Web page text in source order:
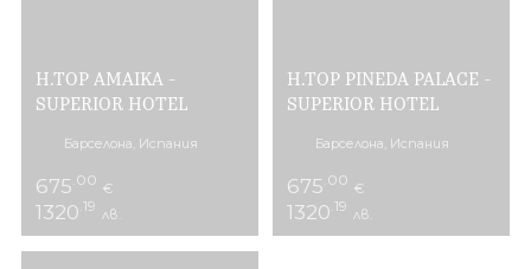
H.TOP AMAIKA -
SUPERIOR HOTEL
Барселона, Испания
675 .00 €
1320 .19 лв.
H.TOP PINEDA PALACE -
SUPERIOR HOTEL
Барселона, Испания
675 .00 €
1320 .19 лв.